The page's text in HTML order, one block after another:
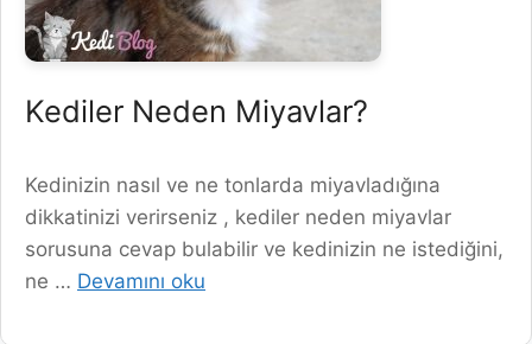
Kediler Neden Miyavlar?
Kedinizin nasıl ve ne tonlarda miyavladığına
dikkatinizi verirseniz , kediler neden miyavlar
sorusuna cevap bulabilir ve kedinizin ne istediğini,
ne … Devamını oku